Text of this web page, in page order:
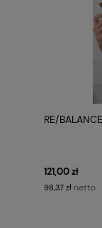
RE/
121,00 zł
98,37 zł netto